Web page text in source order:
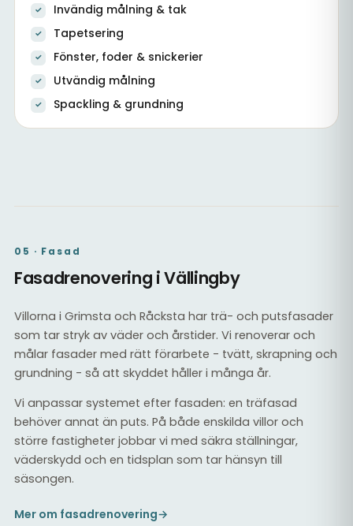
Invändig målning & tak
Tapetsering
Fönster, foder & snickerier
Utvändig målning
Spackling & grundning
Ommålad trapphall med vita snickerier och tak
05 · Fasad
Fasadrenovering i Vällingby
Villorna i Grimsta och Råcksta har trä- och putsfasader
som tar stryk av väder och årstider. Vi renoverar och
målar fasader med rätt förarbete - tvätt, skrapning och
grundning - så att skyddet håller i många år.
Vi anpassar systemet efter fasaden: en träfasad
behöver annat än puts. På både enskilda villor och
större fastigheter jobbar vi med säkra ställningar,
väderskydd och en tidsplan som tar hänsyn till
säsongen.
Mer om fasadrenovering→